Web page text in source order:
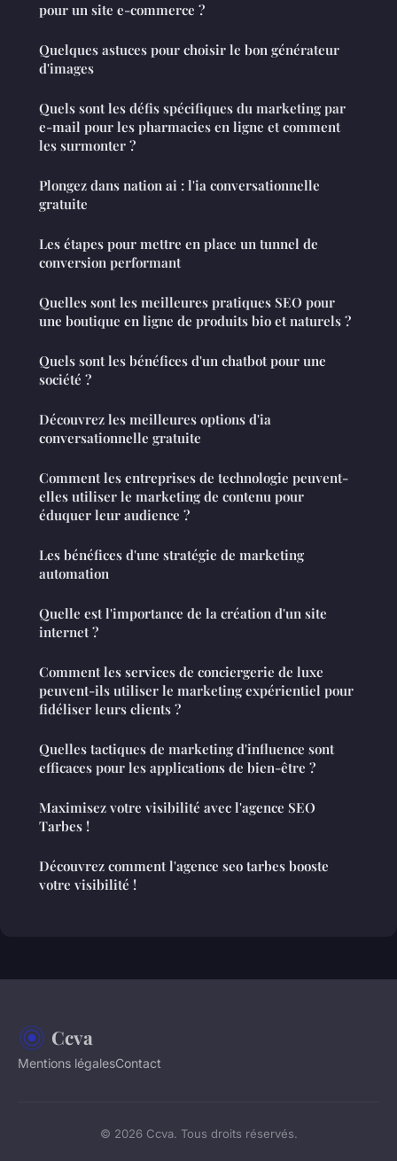
pour un site e-commerce ?
Quelques astuces pour choisir le bon générateur
d'images
Quels sont les défis spécifiques du marketing par
e-mail pour les pharmacies en ligne et comment
les surmonter ?
Plongez dans nation ai : l'ia conversationnelle
gratuite
Les étapes pour mettre en place un tunnel de
conversion performant
Quelles sont les meilleures pratiques SEO pour
une boutique en ligne de produits bio et naturels ?
Quels sont les bénéfices d'un chatbot pour une
société ?
Découvrez les meilleures options d'ia
conversationnelle gratuite
Comment les entreprises de technologie peuvent-
elles utiliser le marketing de contenu pour
éduquer leur audience ?
Les bénéfices d'une stratégie de marketing
automation
Quelle est l'importance de la création d'un site
internet ?
Comment les services de conciergerie de luxe
peuvent-ils utiliser le marketing expérientiel pour
fidéliser leurs clients ?
Quelles tactiques de marketing d'influence sont
efficaces pour les applications de bien-être ?
Maximisez votre visibilité avec l'agence SEO
Tarbes !
Découvrez comment l'agence seo tarbes booste
votre visibilité !
Ccva
Mentions légalesContact
© 2026 Ccva. Tous droits réservés.